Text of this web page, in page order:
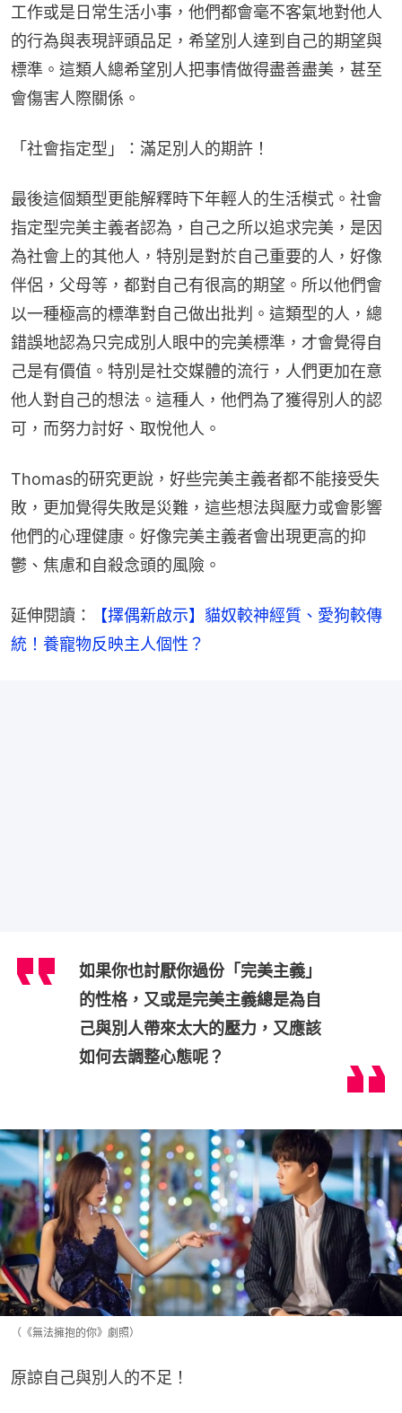
工作或是日常生活小事，他們都會毫不客氣地對他人
的行為與表現評頭品足，希望別人達到自己的期望與
標準。這類人總希望別人把事情做得盡善盡美，甚至
會傷害人際關係。
「社會指定型」：滿足別人的期許！
最後這個類型更能解釋時下年輕人的生活模式。社會
指定型完美主義者認為，自己之所以追求完美，是因
為社會上的其他人，特別是對於自己重要的人，好像
伴侶，父母等，都對自己有很高的期望。所以他們會
以一種極高的標準對自己做出批判。這類型的人，總
錯誤地認為只完成別人眼中的完美標準，才會覺得自
己是有價值。特別是社交媒體的流行，人們更加在意
他人對自己的想法。這種人，他們為了獲得別人的認
可，而努力討好、取悅他人。
Thomas的研究更說，好些完美主義者都不能接受失
敗，更加覺得失敗是災難，這些想法與壓力或會影響
他們的心理健康。好像完美主義者會出現更高的抑
鬱、焦慮和自殺念頭的風險。
延伸閱讀：
【擇偶新啟示】貓奴較神經質、愛狗較傳
統！養寵物反映主人個性？
如果你也討厭你過份「完美主義」
的性格，又或是完美主義總是為自
己與別人帶來太大的壓力，又應該
如何去調整心態呢？
（《無法擁抱的你》劇照）
原諒自己與別人的不足！